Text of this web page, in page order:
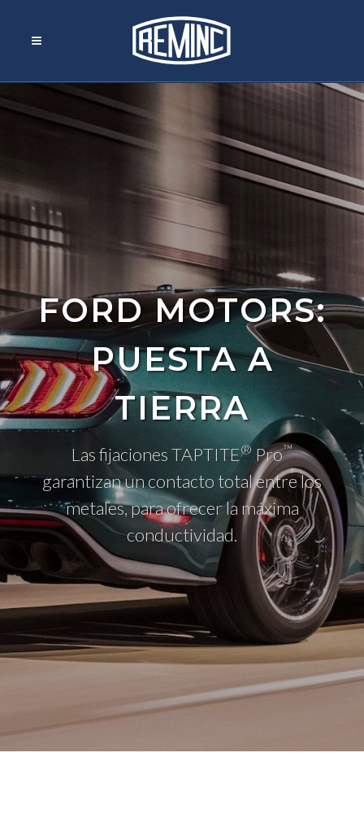
FORD MOTORS:
PUESTA A
TIERRA
Las fijaciones TAPTITE® Pro™
garantizan un contacto total entre los
metales, para ofrecer la máxima
conductividad.